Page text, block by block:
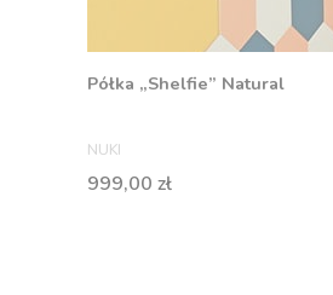
Półka „Shelfie” Natural
PRODUCENT
NUKI
Cena
999,00 zł